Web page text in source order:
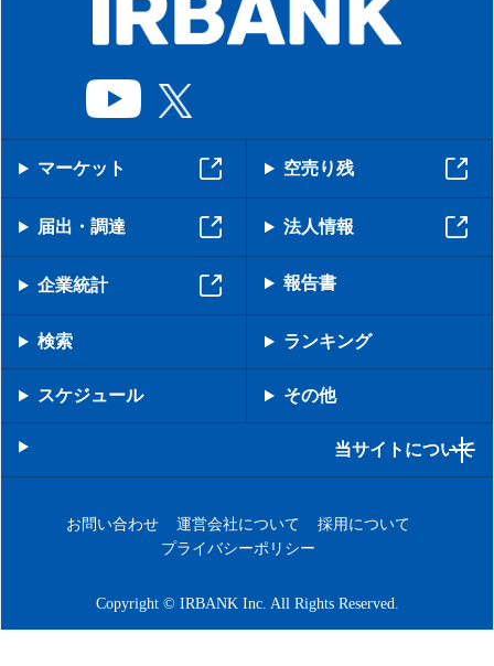
マーケット 空売り残
届出・調達 法人情報
企業統計 報告書
検索 ランキング
スケジュール その他
当サイトについて
お問い合わせ 運営会社について
採用について
プライバシーポリシー
Copyright © IRBANK Inc. All Rights Reserved.